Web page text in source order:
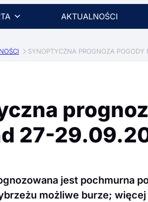
AKTUALNOŚCI
SYNOPTYCZNA PROGNOZA
27-
jest pochmurna
możliwe burze;